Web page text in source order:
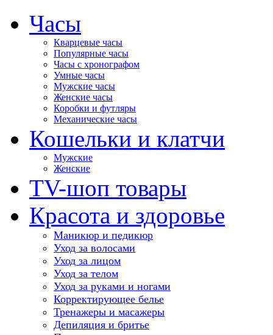
Часы
Кварцевые часы
Популярные часы
Часы с хронографом
Умные часы
Мужские часы
Женские часы
Коробки и футляры
Механические часы
Кошельки и клатчи
Мужские
Женские
TV-шоп товары
Красота и здоровье
Маникюр и педикюр
Уход за волосами
Уход за лицом
Уход за телом
Уход за руками и ногами
Корректирующее белье
Тренажеры и масажеры
Депиляция и бритье